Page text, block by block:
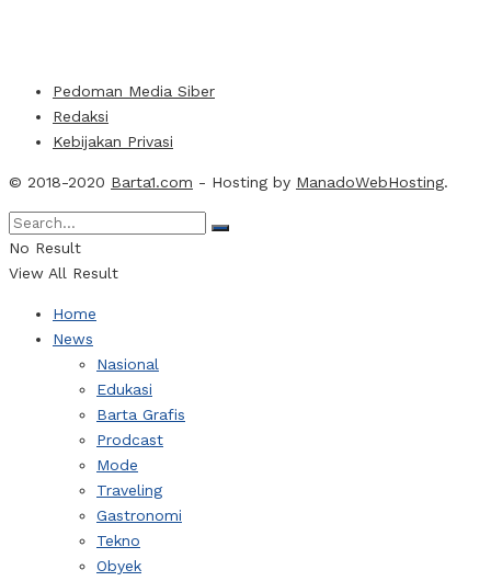
Pedoman Media Siber
Redaksi
Kebijakan Privasi
© 2018-2020 Barta1.com - Hosting by ManadoWebHosting.
No Result
View All Result
Home
News
Nasional
Edukasi
Barta Grafis
Prodcast
Mode
Traveling
Gastronomi
Tekno
Obyek